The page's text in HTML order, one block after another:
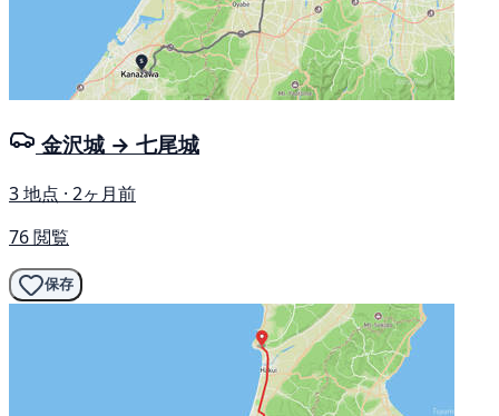
金沢城 → 七尾城
3 地点 · 2ヶ月前
76 閲覧
保存